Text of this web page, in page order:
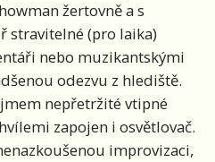
žertovně a s
stravitelné (pro laika)
nebo muzikantskými
odezvu z hlediště.
nepřetržité vtipné
zapojen i osvětlovač.
improvizaci,